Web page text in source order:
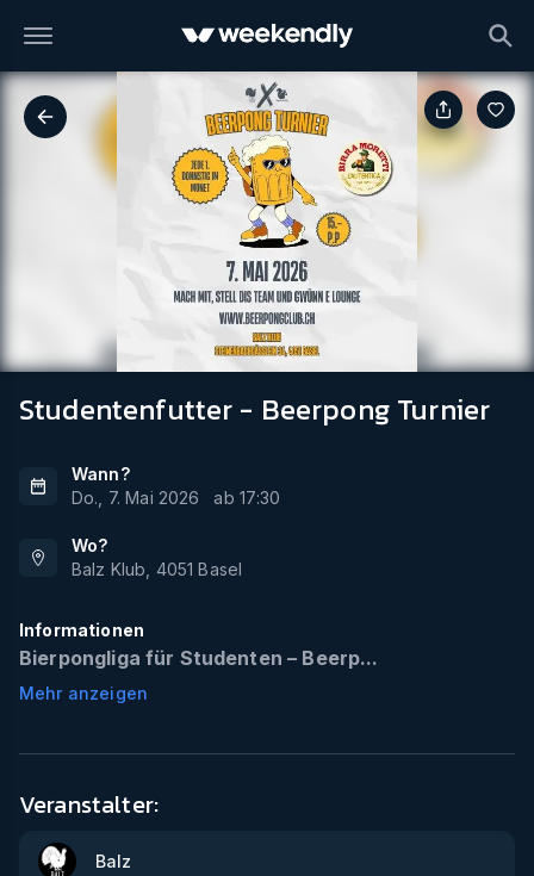
Studentenfutter - Beerpong Turnier
Wann?
Do., 7. Mai 2026
ab 17:30
Wo?
Balz Klub 4051 Basel
Informationen
Bierpongliga für Studenten – Beerp...
Mehr anzeigen
Veranstalter:
Balz